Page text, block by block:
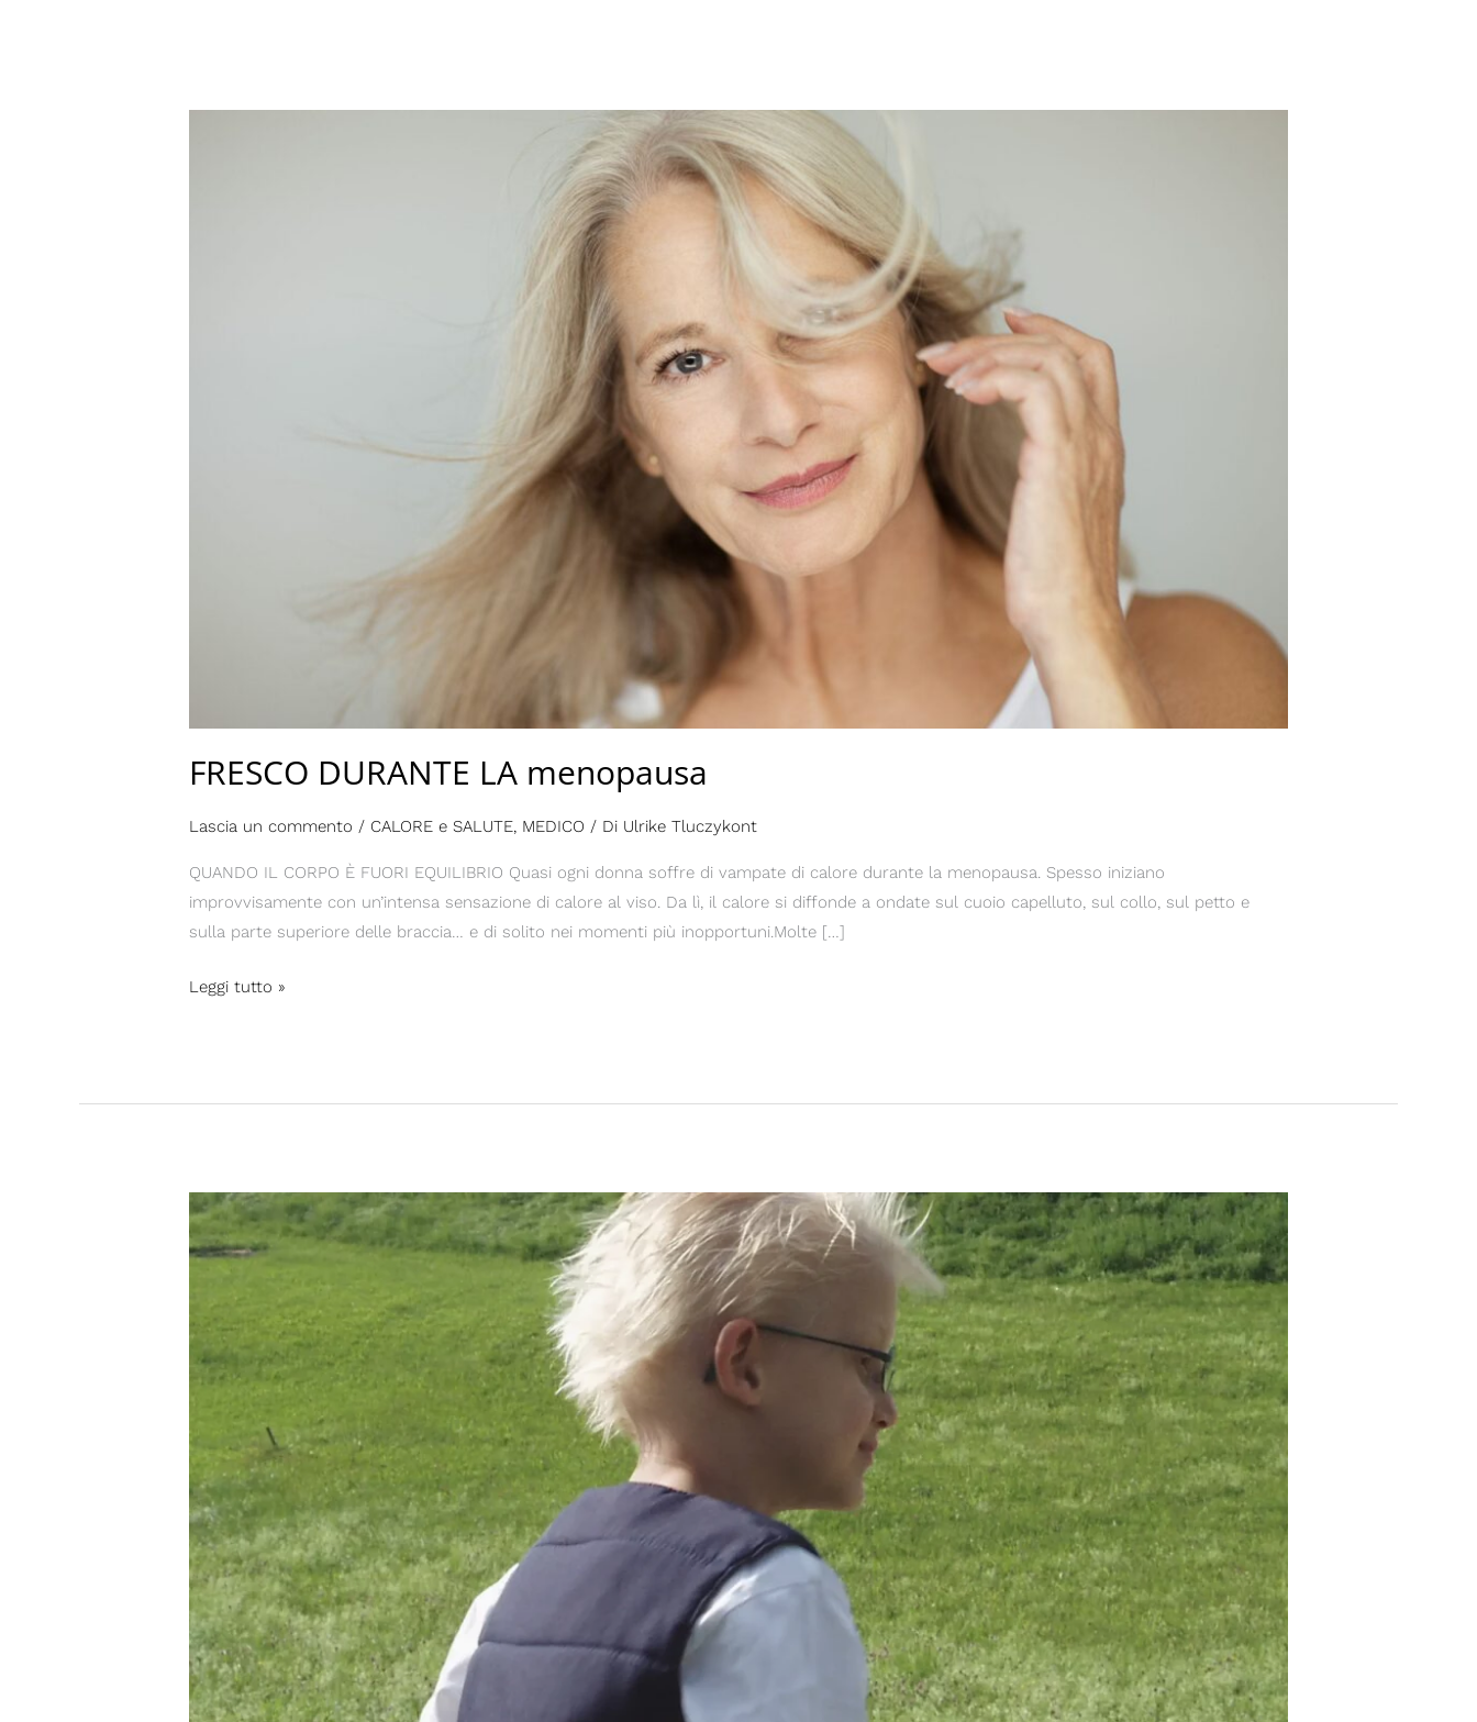
FRESCO DURANTE LA menopausa
Lascia un commento / CALORE e SALUTE, MEDICO / Di Ulrike Tluczykont
QUANDO IL CORPO È FUORI EQUILIBRIO Quasi ogni donna soffre di vampate di calore durante la menopausa. Spesso iniziano
improvvisamente con un’intensa sensazione di calore al viso. Da lì, il calore si diffonde a ondate sul cuoio capelluto, sul collo, sul petto e
sulla parte superiore delle braccia… e di solito nei momenti più inopportuni.Molte […]
Leggi tutto »
ABBIGLIAMENTO
RAFFREDDANTE
E.COOLINE
LA
DISPLASIA
ECTODERMICA